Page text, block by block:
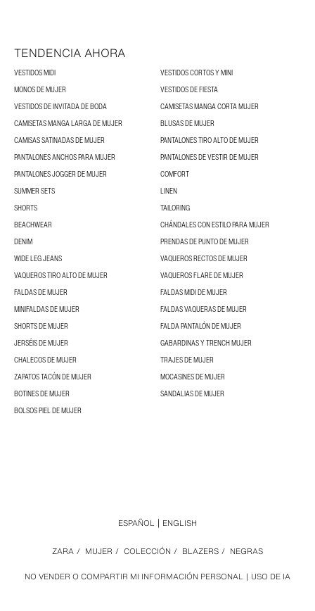
TENDENCIA AHORA
VESTIDOS MIDI
VESTIDOS CORTOS Y MINI
MONOS DE MUJER
VESTIDOS DE FIESTA
VESTIDOS DE INVITADA DE BODA
CAMISETAS MANGA CORTA MUJER
CAMISETAS MANGA LARGA DE MUJER
BLUSAS DE MUJER
CAMISAS SATINADAS DE MUJER
PANTALONES TIRO ALTO DE MUJER
PANTALONES ANCHOS PARA MUJER
PANTALONES DE VESTIR DE MUJER
PANTALONES JOGGER DE MUJER
COMFORT
SUMMER SETS
LINEN
SHORTS
TAILORING
BEACHWEAR
CHÁNDALES CON ESTILO PARA MUJER
DENIM
PRENDAS DE PUNTO DE MUJER
WIDE LEG JEANS
VAQUEROS RECTOS DE MUJER
VAQUEROS TIRO ALTO DE MUJER
VAQUEROS FLARE DE MUJER
FALDAS DE MUJER
FALDAS MIDI DE MUJER
MINIFALDAS DE MUJER
FALDAS VAQUERAS DE MUJER
SHORTS DE MUJER
FALDA PANTALÓN DE MUJER
JERSÉIS DE MUJER
GABARDINAS Y TRENCH MUJER
CHALECOS DE MUJER
TRAJES DE MUJER
ZAPATOS TACÓN DE MUJER
MOCASINES DE MUJER
BOTINES DE MUJER
SANDALIAS DE MUJER
BOLSOS PIEL DE MUJER
NO VENDER O COMPARTIR MI INFORMACIÓN PERSONAL USO DE IA
ZARA / MUJER / COLECCIÓN / BLAZERS / NEGRAS
ESPAÑOL ENGLISH